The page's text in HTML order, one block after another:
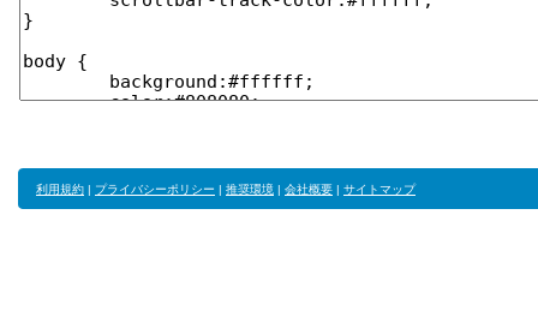
利用規約 | プライバシーポリシー | 推奨環境 | 会社概要 | サイトマップ